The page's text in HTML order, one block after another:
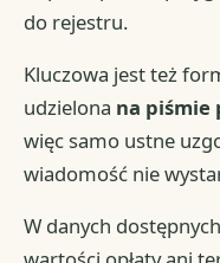
do rejestru.
Kluczowa jest też
udzielona na piśmie
więc samo ustne
wiadomość nie
W danych